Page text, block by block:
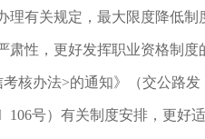
理有关规定，最大限度降低
肃性，更好发挥职业资格制
核办法>的通知》（交公路
106号）有关制度安排，更好